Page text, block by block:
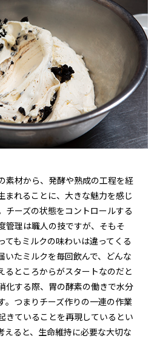
素材から、発酵や熟成の工程を経
まれることに、大きな魅力を感じ
チーズの状態をコントロールする
管理は職人の技ですが、そもそ
てもミルクの味わいは違ってくる
いたミルクを毎回飲んで、どんな
るところからがスタートなのだと
化する際、胃の酵素の働きで水分
。つまりチーズ作りの一連の作業
きていることを再現しているとい
えると、生命維持に必要な大切な